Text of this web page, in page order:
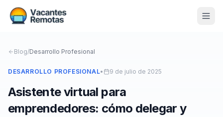
Vacantes
Blog
Nosotros
Contacto
Blog/Desarrollo Profesional
DESARROLLO PROFESIONAL• 9 de julio de 2025
Asistente virtual para
emprendedores: cómo delegar y